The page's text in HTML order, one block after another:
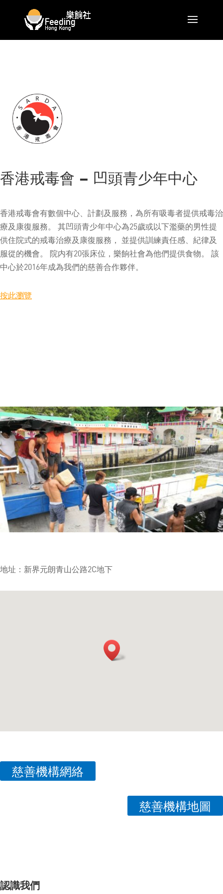
香港戒毒會 – 凹頭青少年中心
香港戒毒會有數個中心、計劃及服務，為所有吸毒者提供戒毒治
療及康復服務。 其凹頭青少年中心為25歲或以下濫藥的男性提
供住院式的戒毒治療及康復服務， 並提供訓練責任感、紀律及
服從的機會。 院内有20張床位，樂餉社會為他們提供食物。 該
中心於2016年成為我們的慈善合作夥伴。
按此瀏覽
地址：新界元朗青山公路2C地下
慈善機構網絡
慈善機構地圖
認識我們